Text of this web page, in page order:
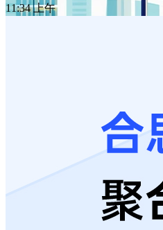
11:34 上午